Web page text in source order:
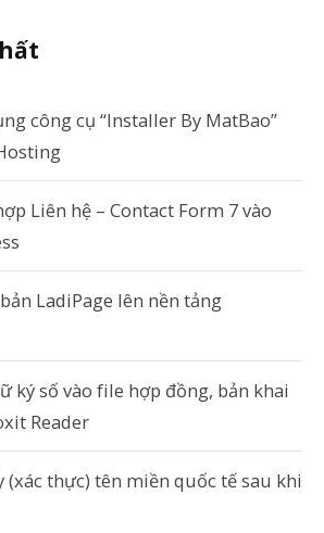
công cụ “Installer By MatBao”
Liên hệ – Contact Form 7 vào
LadiPage lên nền tảng
ký số vào file hợp đồng, bản khai
Reader
thực) tên miền quốc tế sau khi